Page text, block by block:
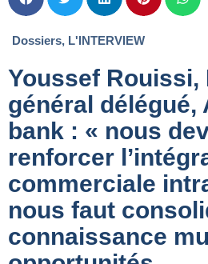
Dossiers, L'INTERVIEW
Youssef Rouissi,
général délégué,
bank : « nous
renforcer
commerciale
nous faut
connaissance